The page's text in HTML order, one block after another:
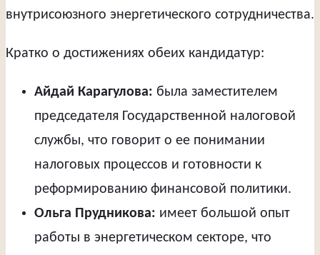
внутрисоюзного энергетического сотрудничества.
Кратко о достижениях обеих кандидатур:
Айдай Карагулова: была заместителем
председателя Государственной налоговой
службы, что говорит о ее понимании
налоговых процессов и готовности к
реформированию финансовой политики.
Ольга Прудникова: имеет большой опыт
работы в энергетическом секторе, что